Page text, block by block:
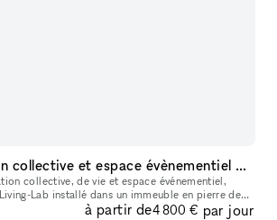
Lieu d'innovation collective et espace évènementiel Showroom
collective, de vie et espace événementiel,
Lab installé dans un immeuble en pierre de
Le Liberté Living Lab met à vot
à partir de4 800 € par jour